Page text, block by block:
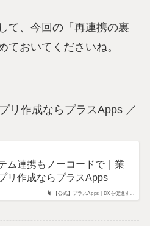
て、今回の「再連携の裏
ておいてくださいね。
リ作成ならプラスApps ／
【公式】プラスApps | DXを促進す...
ム連携もノーコードで｜業
リ作成ならプラスApps